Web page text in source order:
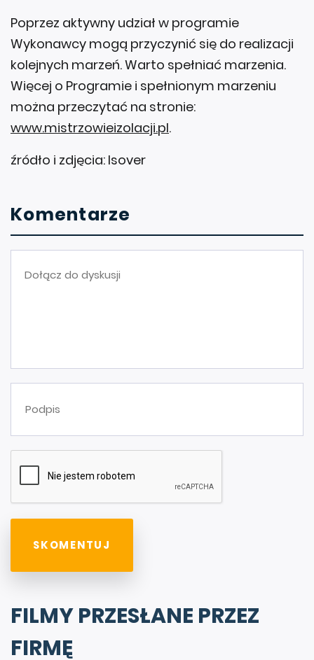
Poprzez aktywny udział w programie
Wykonawcy mogą przyczynić się do realizacji
kolejnych marzeń. Warto spełniać marzenia.
Więcej o Programie i spełnionym marzeniu
można przeczytać na stronie:
www.mistrzowieizolacji.pl.
źródło i zdjęcia: Isover
Komentarze
FILMY PRZESŁANE PRZEZ
FIRMĘ